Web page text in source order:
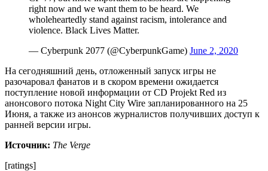
right now and we want them to be heard. We
wholeheartedly stand against racism, intolerance and
violence. Black Lives Matter.
— Cyberpunk 2077 (@CyberpunkGame) June 2, 2020
На сегодняшний день, отложенный запуск игры не
разочаровал фанатов и в скором времени ожидается
поступление новой информации от CD Projekt Red из
анонсового потока Night City Wire запланированного на 25
Июня, а также из анонсов журналистов получивших доступ к
ранней версии игры.
Источник: The Verge
[ratings]